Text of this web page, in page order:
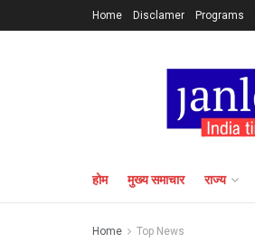
Home Disclamer Programs
होम मुख्य समाचार राज्य
Home Top News